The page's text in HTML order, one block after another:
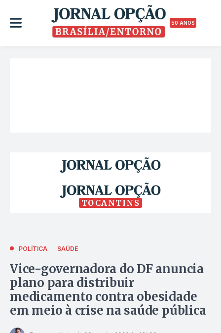
50 ANOS
TOCANTINS
POLÍTICA SAÚDE
Vice-governadora do DF anuncia
plano para distribuir
medicamento contra obesidade
em meio à crise na saúde pública